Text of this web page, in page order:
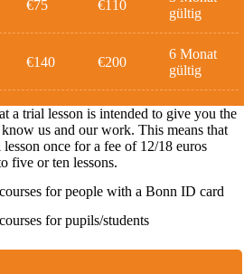
€75 €110
gültig
€140 €200
6 Monat
gültig
a trial lesson is intended to give you the
us and our work. This means that
once for a fee of 12/18 euros
five or ten lessons.
for people with a Bonn ID card
for pupils/students